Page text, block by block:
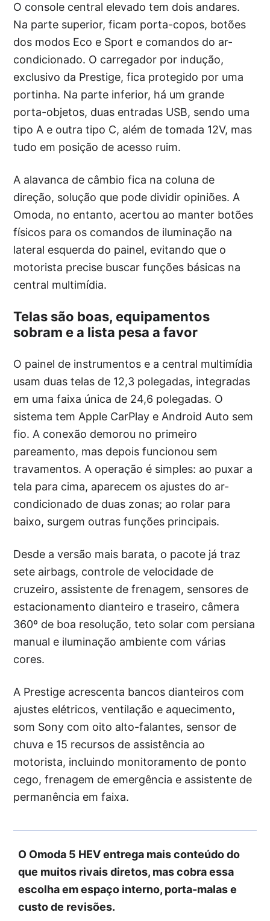
O console central elevado tem dois andares.
Na parte superior, ficam porta-copos, botões
dos modos Eco e Sport e comandos do ar-
condicionado. O carregador por indução,
exclusivo da Prestige, fica protegido por uma
portinha. Na parte inferior, há um grande
porta-objetos, duas entradas USB, sendo uma
tipo A e outra tipo C, além de tomada 12V, mas
tudo em posição de acesso ruim.
A alavanca de câmbio fica na coluna de
direção, solução que pode dividir opiniões. A
Omoda, no entanto, acertou ao manter botões
físicos para os comandos de iluminação na
lateral esquerda do painel, evitando que o
motorista precise buscar funções básicas na
central multimídia.
Telas são boas, equipamentos
sobram e a lista pesa a favor
O painel de instrumentos e a central multimídia
usam duas telas de 12,3 polegadas, integradas
em uma faixa única de 24,6 polegadas. O
sistema tem Apple CarPlay e Android Auto sem
fio. A conexão demorou no primeiro
pareamento, mas depois funcionou sem
travamentos. A operação é simples: ao puxar a
tela para cima, aparecem os ajustes do ar-
condicionado de duas zonas; ao rolar para
baixo, surgem outras funções principais.
Desde a versão mais barata, o pacote já traz
sete airbags, controle de velocidade de
cruzeiro, assistente de frenagem, sensores de
estacionamento dianteiro e traseiro, câmera
360º de boa resolução, teto solar com persiana
manual e iluminação ambiente com várias
cores.
A Prestige acrescenta bancos dianteiros com
ajustes elétricos, ventilação e aquecimento,
som Sony com oito alto-falantes, sensor de
chuva e 15 recursos de assistência ao
motorista, incluindo monitoramento de ponto
cego, frenagem de emergência e assistente de
permanência em faixa.
O Omoda 5 HEV entrega mais conteúdo do
que muitos rivais diretos, mas cobra essa
escolha em espaço interno, porta-malas e
custo de revisões.